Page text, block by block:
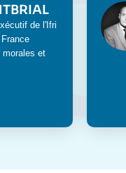
de l'Ifri
et